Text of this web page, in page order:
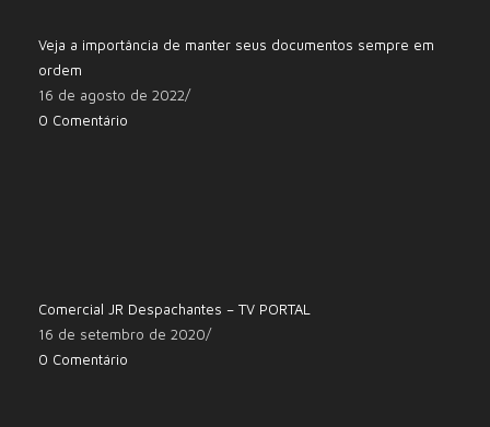
Veja a importância de manter seus documentos sempre em
ordem
16 de agosto de 2022/
0 Comentário
Comercial JR Despachantes – TV PORTAL
16 de setembro de 2020/
0 Comentário